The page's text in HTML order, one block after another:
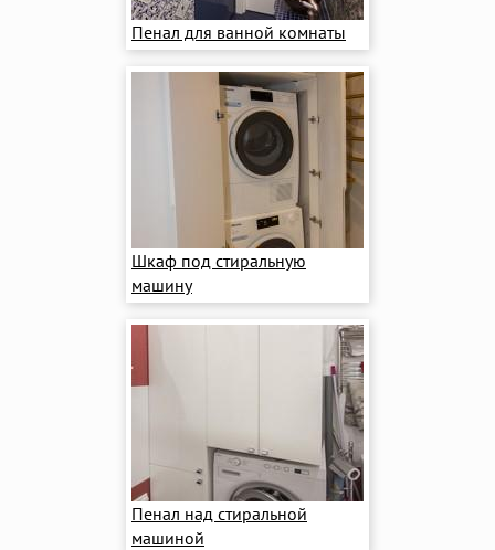
Пенал для ванной комнаты
Шкаф под стиральную
машину
Пенал над стиральной
машиной